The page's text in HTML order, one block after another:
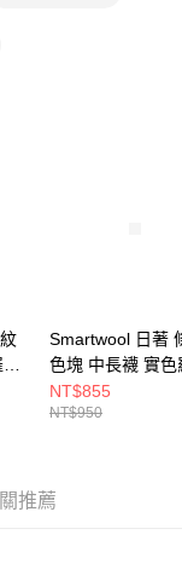
Smartwool 日著
色塊 中長襪 實色
栗子棕
NT$855
NT$950
推薦